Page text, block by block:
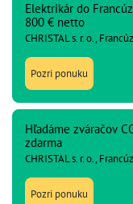
Elektrikár do
800 € netto
CHRISTAL s. r. o.,
Pozri ponuku
Hľadáme zváračov
zdarma
CHRISTAL s. r. o.,
Pozri ponuku